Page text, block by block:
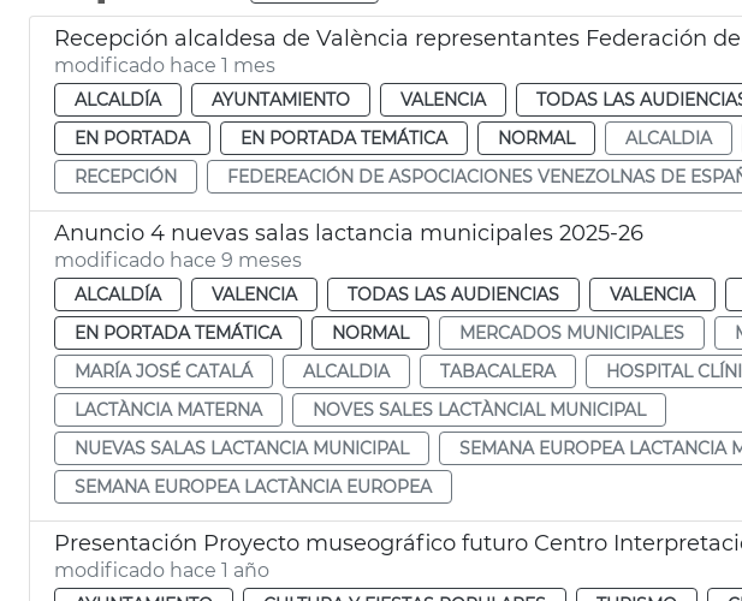
modificado hace 1 mes
ALCALDÍA AYUNTAMIENTO VALENCIA TODAS LAS
EN PORTADA
EN PORTADA TEMÁTICA NORMAL ALCALDIA
RECEPCIÓN
FEDEREACIÓN DE ASPOCIACIONES VENEZOLNAS DE
Anuncio 4 nuevas salas lactancia municipales 2025-26
modificado hace 9 meses
ALCALDÍA VALENCIA TODAS LAS AUDIENCIAS VALENCIA
EN PORTADA TEMÁTICA
NORMAL MERCADOS MUNICIPALES
MARÍA JOSÉ CATALÁ
ALCALDIA TABACALERA
HOSPITAL
LACTÀNCIA MATERNA
NOVES SALES LACTÀNCIAL MUNICIPAL
NUEVAS SALAS LACTANCIA MUNICIPAL
SEMANA EUROPEA LACTANCIA
SEMANA EUROPEA LACTÀNCIA EUROPEA
Presentación Proyecto museográfico futuro Centro
modificado hace 1 año